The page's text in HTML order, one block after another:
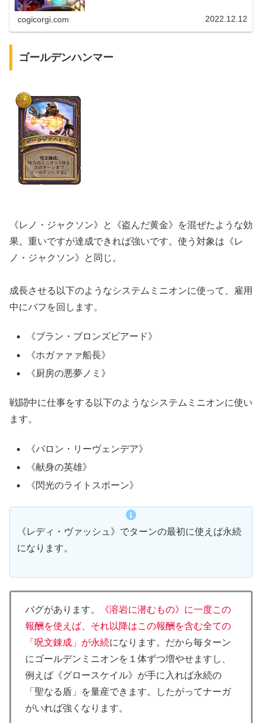
cogicorgi.com 2022.12.12
ゴールデンハンマー
《レノ・ジャクソン》と《盗んだ黄金》を混ぜたような効
果。重いですが達成できれば強いです。使う対象は《レ
ノ・ジャクソン》と同じ。
成長させる以下のようなシステムミニオンに使って、雇用
中にバフを回します。
《ブラン・ブロンズビアード》
《ホガァァァ船長》
《厨房の悪夢ノミ》
戦闘中に仕事をする以下のようなシステムミニオンに使い
ます。
《バロン・リーヴェンデア》
《献身の英雄》
《閃光のライトスポーン》
《レディ・ヴァッシュ》でターンの最初に使えば永続
になります。
バグがあります。
《溶岩に潜むもの》に一度この
報酬を使えば、それ以降はこの報酬を含む全ての
「呪文錬成」が永続になります。だから毎ターン
にゴールデンミニオンを１体ずつ増やせますし、
例えば《グロースケイル》が手に入れば永続の
「聖なる盾」を量産できます。したがってナーガ
がいれば強くなります。